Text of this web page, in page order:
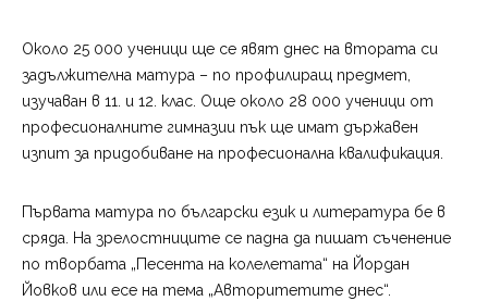
Около 25 000 ученици ще се явят днес на втората си
задължителна матура – по профилиращ предмет,
изучаван в 11. и 12. клас. Още около 28 000 ученици от
професионалните гимназии пък ще имат държавен
изпит за придобиване на професионална квалификация.
Първата матура по български език и литература бе в
сряда. На зрелостниците се падна да пишат съченение
по творбата „Песента на колелетата“ на Йордан
Йовков или есе на тема „Авторитетите днес“.